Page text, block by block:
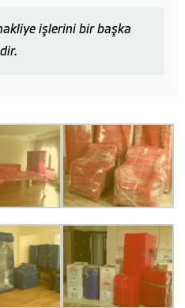
işlerini bir başka